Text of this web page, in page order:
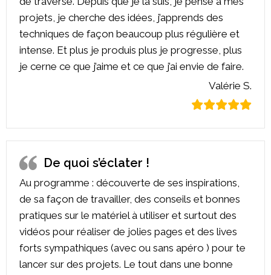
projets, je cherche des idées, j’apprends des
techniques de façon beaucoup plus régulière et
intense. Et plus je produis plus je progresse, plus
je cerne ce que j’aime et ce que j’ai envie de faire.
Valérie S.
De quoi s’éclater !
Au programme : découverte de ses inspirations,
de sa façon de travailler, des conseils et bonnes
pratiques sur le matériel à utiliser et surtout des
vidéos pour réaliser de jolies pages et des lives
forts sympathiques (avec ou sans apéro ) pour te
lancer sur des projets. Le tout dans une bonne